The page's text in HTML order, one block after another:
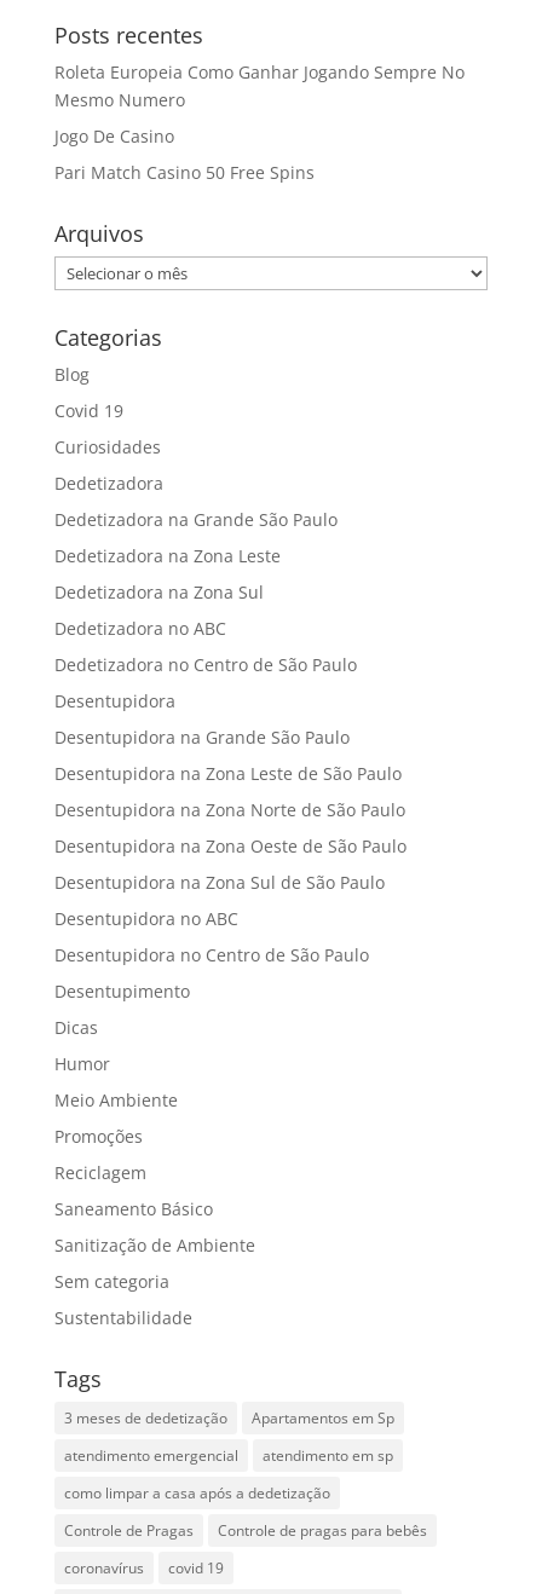
Posts recentes
Roleta Europeia Como Ganhar Jogando Sempre No
Mesmo Numero
Jogo De Casino
Pari Match Casino 50 Free Spins
Arquivos
Arquivos
Categorias
Blog
Covid 19
Curiosidades
Dedetizadora
Dedetizadora na Grande São Paulo
Dedetizadora na Zona Leste
Dedetizadora na Zona Sul
Dedetizadora no ABC
Dedetizadora no Centro de São Paulo
Desentupidora
Desentupidora na Grande São Paulo
Desentupidora na Zona Leste de São Paulo
Desentupidora na Zona Norte de São Paulo
Desentupidora na Zona Oeste de São Paulo
Desentupidora na Zona Sul de São Paulo
Desentupidora no ABC
Desentupidora no Centro de São Paulo
Desentupimento
Dicas
Humor
Meio Ambiente
Promoções
Reciclagem
Saneamento Básico
Sanitização de Ambiente
Sem categoria
Sustentabilidade
Tags
3 meses de dedetização
Apartamentos em Sp
atendimento emergencial
atendimento em sp
como limpar a casa após a dedetização
Controle de Pragas
Controle de pragas para bebês
coronavírus
covid 19